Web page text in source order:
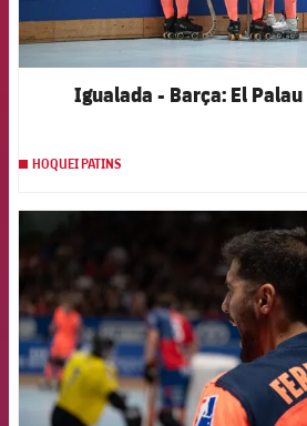
Igualada - Barça: El
HOQUEI PATINS